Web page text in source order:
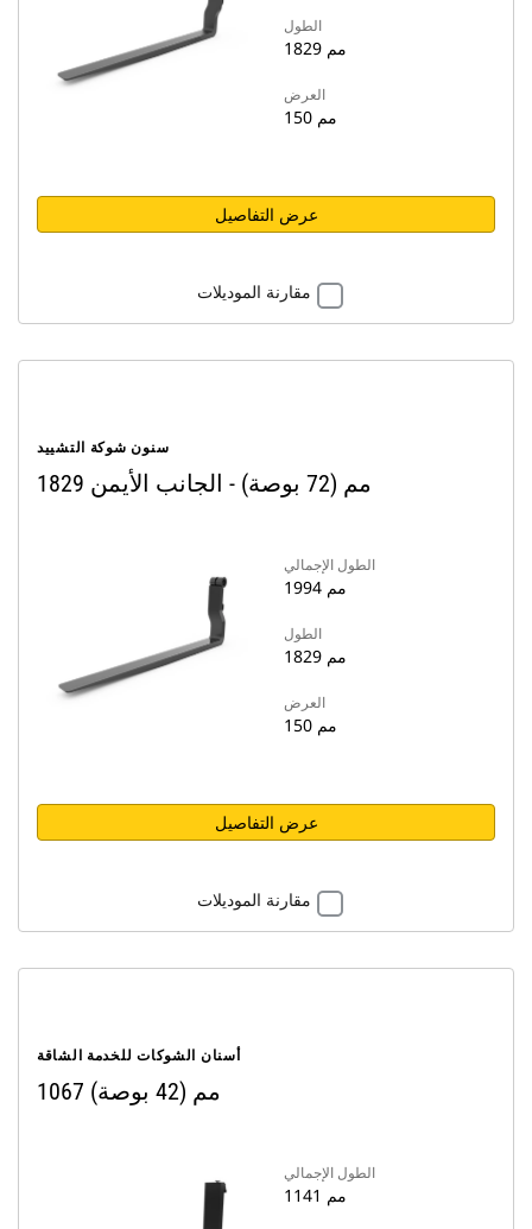
الطول
1829 مم
العرض
150 مم
عرض التفاصيل
مقارنة الموديلات
سنون شوكة التشييد
1829 مم (72 بوصة) - الجانب الأيمن
الطول الإجمالي
1994 مم
الطول
1829 مم
العرض
150 مم
عرض التفاصيل
مقارنة الموديلات
أسنان الشوكات للخدمة الشاقة
1067 مم (42 بوصة)
الطول الإجمالي
1141 مم